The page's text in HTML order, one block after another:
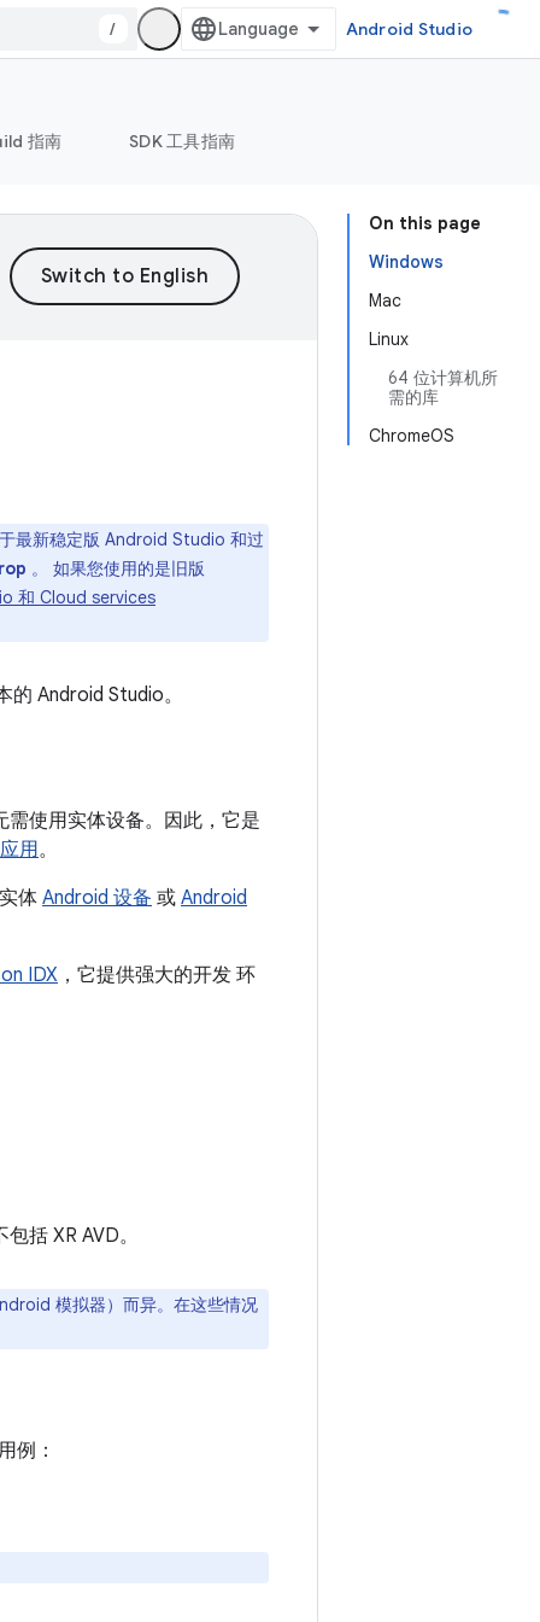
/ Android Studio
指南 SDK 工具指南
On this page
Windows
Mac
Linux
64 位计算机所
需的库
ChromeOS
最新稳定版 Android Studio 和过
。 如果您使用的是旧版
和 Cloud services
Android Studio。
需使用实体设备。因此，它是
用。
体 Android 设备 或 Android
IDX ，它提供强大的开发 环
括 XR AVD。
模拟器）而异。在这些情况
例：